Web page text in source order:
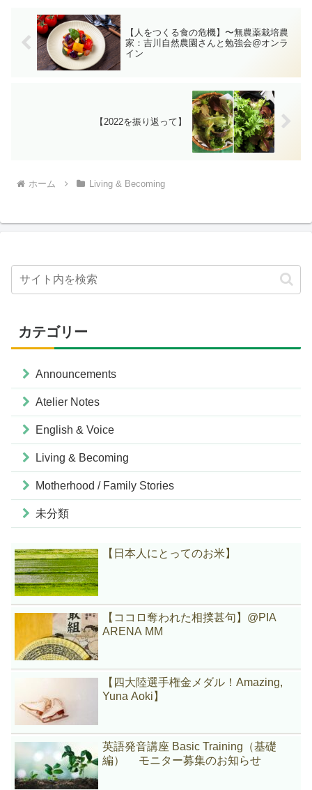
【人をつくる食の危機】〜無農薬栽培農
家：吉川自然農園さんと勉強会@オンラ
イン
【2022を振り返って】
ホーム Living & Becoming
カテゴリー
Announcements
Atelier Notes
English & Voice
Living & Becoming
Motherhood / Family Stories
未分類
【日本人にとってのお米】
【ココロ奪われた相撲甚句】@PIA
ARENA MM
【四大陸選手権金メダル！Amazing,
Yuna Aoki】
英語発音講座 Basic Training（基礎
編） モニター募集のお知らせ